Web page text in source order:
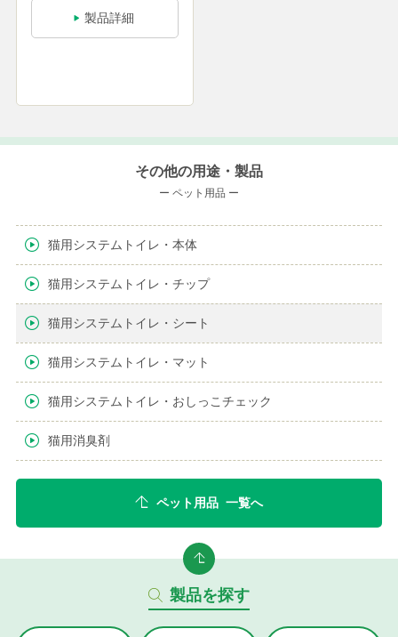
製品詳細
その他の用途・製品
ー ペット用品 ー
猫用システムトイレ・本体
猫用システムトイレ・チップ
猫用システムトイレ・シート
猫用システムトイレ・マット
猫用システムトイレ・おしっこチェック
猫用消臭剤
ペット用品 一覧へ
製品を探す